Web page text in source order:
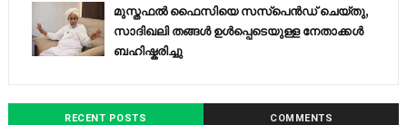
മുസ്തഫൽ ഫൈസിയെ സസ്‌പെൻഡ് ചെയ്തു,
സാദിഖലി തങ്ങൾ ഉൾപ്പെടെയുള്ള നേതാക്കൾ
ബഹിഷ്കരിച്ചു
RECENT POSTS COMMENTS